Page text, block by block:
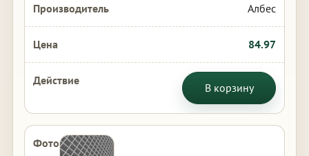
Албес
84.97
В корзину